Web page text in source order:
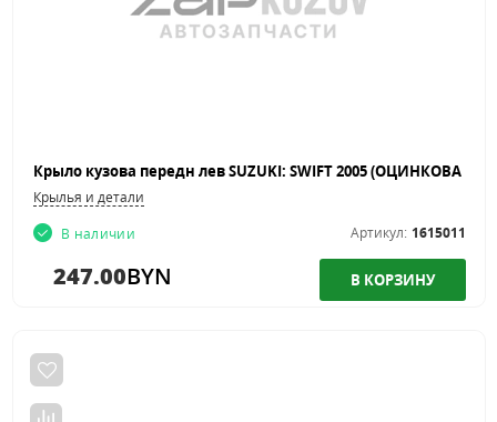
Крылья и детали
В наличии
Артикул: 1615011
247.00BYN